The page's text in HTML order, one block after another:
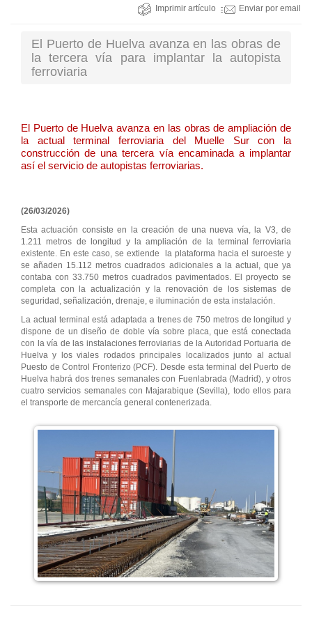
Imprimir artículo Enviar por email
El Puerto de Huelva avanza en las obras de
la tercera vía para implantar la autopista
ferroviaria
El Puerto de Huelva avanza en las obras de ampliación de
la actual terminal ferroviaria del Muelle Sur con la
construcción de una tercera vía encaminada a implantar
así el servicio de autopistas ferroviarias.
(26/03/2026)
Esta actuación consiste en la creación de una nueva vía, la V3, de
1.211 metros de longitud y la ampliación de la terminal ferroviaria
existente. En este caso, se extiende la plataforma hacia el suroeste y
se añaden 15.112 metros cuadrados adicionales a la actual, que ya
contaba con 33.750 metros cuadrados pavimentados. El proyecto se
completa con la actualización y la renovación de los sistemas de
seguridad, señalización, drenaje, e iluminación de esta instalación.
La actual terminal está adaptada a trenes de 750 metros de longitud y
dispone de un diseño de doble vía sobre placa, que está conectada
con la vía de las instalaciones ferroviarias de la Autoridad Portuaria de
Huelva y los viales rodados principales localizados junto al actual
Puesto de Control Fronterizo (PCF). Desde esta terminal del Puerto de
Huelva habrá dos trenes semanales con Fuenlabrada (Madrid), y otros
cuatro servicios semanales con Majarabique (Sevilla), todo ellos para
el transporte de mercancía general contenerizada.